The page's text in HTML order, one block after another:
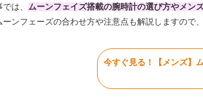
は、 ムーンフェイズ搭載の腕時計の選び方やメン
ーンフェーズの合わせ方や注意点も解説しますので
今すぐ見る！【メンズ】